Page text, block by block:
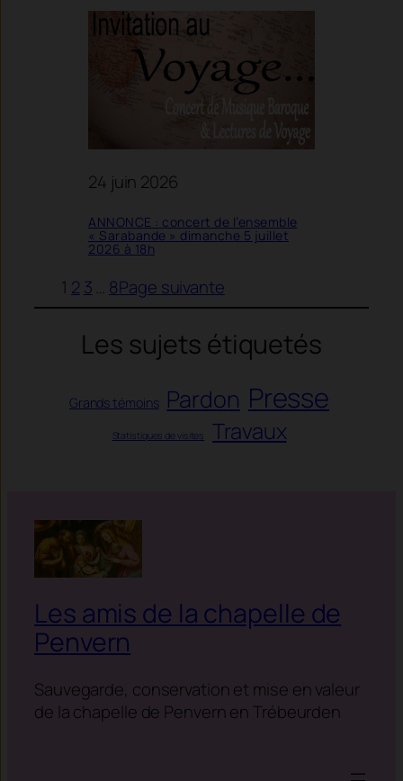
24 juin 2026
ANNONCE : concert de l’ensemble
« Sarabande » dimanche 5 juillet
2026 à 18h
1 2 3 … 8Page suivante
Les sujets étiquetés
Grands témoins Pardon Presse
Statistiques de visites Travaux
Les amis de la chapelle de
Penvern
Sauvegarde, conservation et mise en valeur
de la chapelle de Penvern en Trébeurden